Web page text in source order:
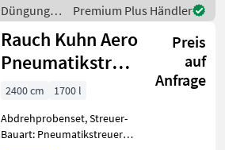
Düngung
und
Beregnung
/ Kotte
Premium Plus Händler
Rauch Kuhn Aero
Pneumatikstreuer
Düngerstreuer R
Preis
auf
Anfrage
2400 cm
1700 l
Abdrehprobenset, Streuer-
Bauart: Pneumatikstreuer,